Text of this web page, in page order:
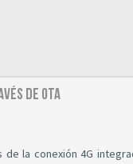
de OTA
de la conexión 4G